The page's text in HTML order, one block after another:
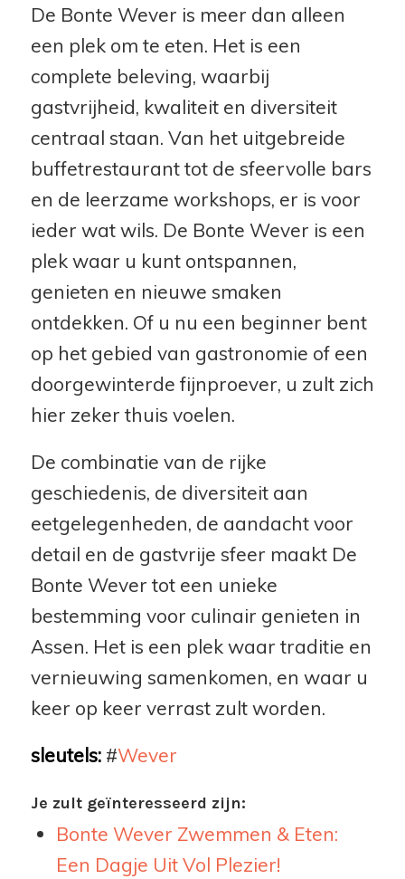
De Bonte Wever is meer dan alleen
een plek om te eten. Het is een
complete beleving, waarbij
gastvrijheid, kwaliteit en diversiteit
centraal staan. Van het uitgebreide
buffetrestaurant tot de sfeervolle bars
en de leerzame workshops, er is voor
ieder wat wils. De Bonte Wever is een
plek waar u kunt ontspannen,
genieten en nieuwe smaken
ontdekken. Of u nu een beginner bent
op het gebied van gastronomie of een
doorgewinterde fijnproever, u zult zich
hier zeker thuis voelen.
De combinatie van de rijke
geschiedenis, de diversiteit aan
eetgelegenheden, de aandacht voor
detail en de gastvrije sfeer maakt De
Bonte Wever tot een unieke
bestemming voor culinair genieten in
Assen. Het is een plek waar traditie en
vernieuwing samenkomen, en waar u
keer op keer verrast zult worden.
sleutels:#Wever
Je zult geïnteresseerd zijn:
Bonte Wever Zwemmen & Eten:
Een Dagje Uit Vol Plezier!